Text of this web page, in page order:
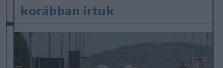
korábban írtuk